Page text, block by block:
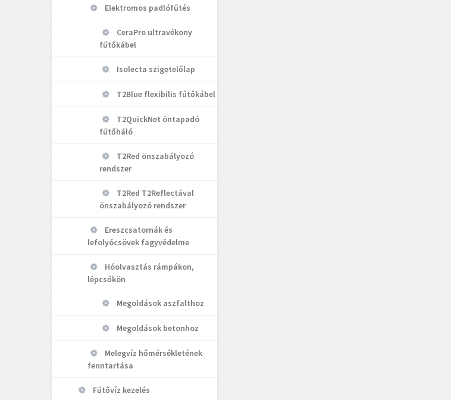
Elektromos padlófűtés
CeraPro ultravékony
fűtőkábel
Isolecta szigetelőlap
T2Blue flexibilis fűtőkábel
T2QuickNet öntapadó
fűtőháló
T2Red önszabályozó
rendszer
T2Red T2Reflectával
önszabályozó rendszer
Ereszcsatornák és
lefolyócsövek fagyvédelme
Hóolvasztás rámpákon,
lépcsőkön
Megoldások aszfalthoz
Megoldások betonhoz
Melegvíz hőmérsékletének
fenntartása
Fűtővíz kezelés